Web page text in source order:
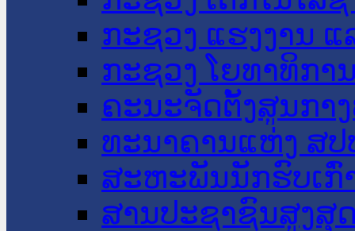
ກະຊວງ ແຮງງານ
ກະຊວງ ໂຍທາທິກາ
ຄະນະຈັດຕັ້ງສູນກາ
ທະນາຄານແຫ່ງ ສປ
ສະຫະພັນນັກຮົບເກົ່
ສານປະຊາຊົນສູງສຸ